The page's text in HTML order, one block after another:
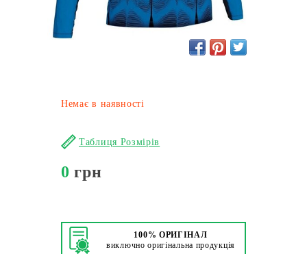
Немає в наявності
Таблиця Розмірів
0 грн
100% ОРИГІНАЛ
виключно оригінальна продукція